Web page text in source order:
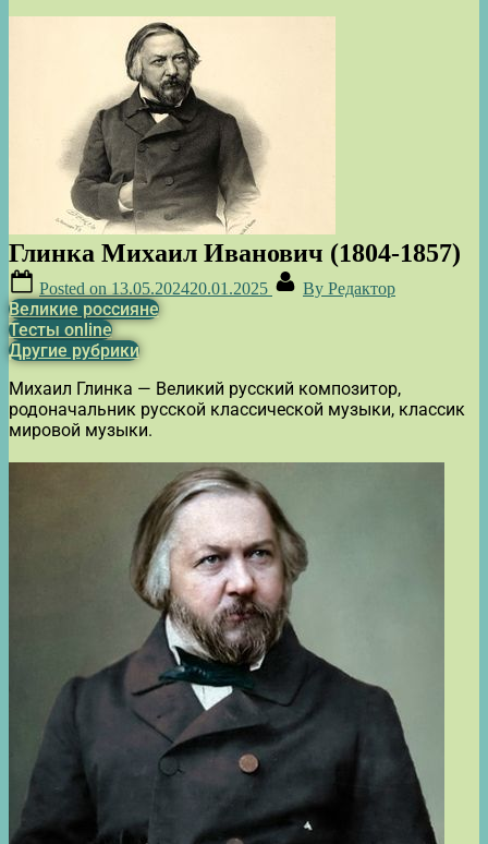
Глинка Михаил Иванович (1804-1857)
Posted on 13.05.202420.01.2025 By Редактор
Великие россияне
Тесты online
Другие рубрики
Михаил Глинка — Великий русский композитор,
родоначальник русской классической музыки, классик
мировой музыки.